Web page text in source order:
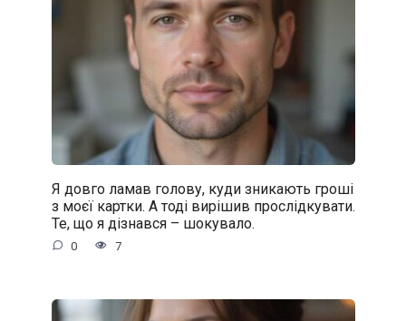
Я довго ламав голову, куди зникають гроші
з моєї картки. А тоді вирішив прослідкувати.
Те, що я дізнався – шокувало.
0 7